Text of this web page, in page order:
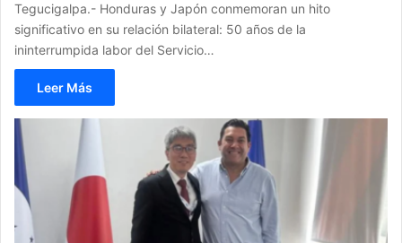
Tegucigalpa.- Honduras y Japón conmemoran un hito
significativo en su relación bilateral: 50 años de la
ininterrumpida labor del Servicio…
Leer Más